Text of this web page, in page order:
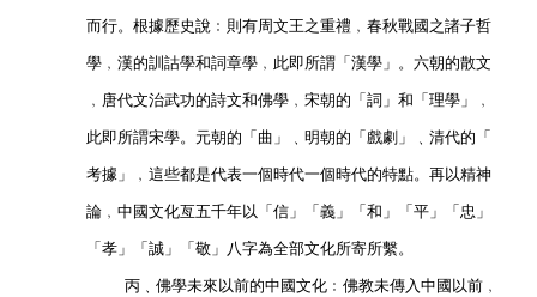
        而行。根據歷史說﹕則有周文王之重禮﹐春秋戰國之諸子哲
        學﹐漢的訓詁學和詞章學﹐此即所謂「漢學」。六朝的散文
        ﹐唐代文治武功的詩文和佛學﹐宋朝的「詞」和「理學」﹐
        此即所謂宋學。元朝的「曲」﹑明朝的「戲劇」﹑清代的「
        考據」﹐這些都是代表一個時代一個時代的特點。再以精神
        論﹐中國文化亙五千年以「信」「義」「和」「平」「忠」
        「孝」「誠」「敬」八字為全部文化所寄所繫。
            丙﹑佛學未來以前的中國文化﹕佛教未傳入中國以前﹐